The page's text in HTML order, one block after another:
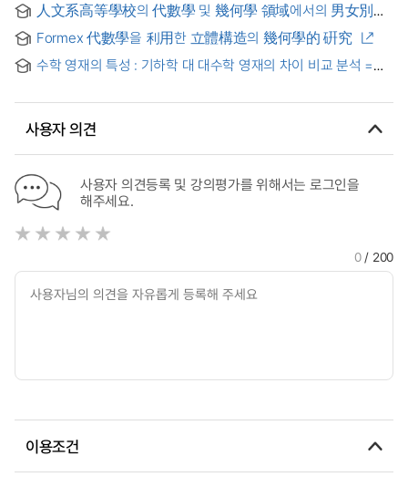
人文系高等學校의 代數學 및 幾何學 領域에서의 男女別
成就度에 관한 硏究 = A Study on the Differences of
Accomplishment between Male and Female Students in
Algebra and Geometry in an Academic High School
Formex 代數學을 利用한 立體構造의 幾何學的 硏究
수학 영재의 특성 : 기하학 대 대수학 영재의 차이 비교 분석 =
Differences between Geometric and Algebraic Gifted
사용자 의견
사용자 의견등록 및 강의평가를 위해서는 로그인을
해주세요.
0/ 200
이용조건